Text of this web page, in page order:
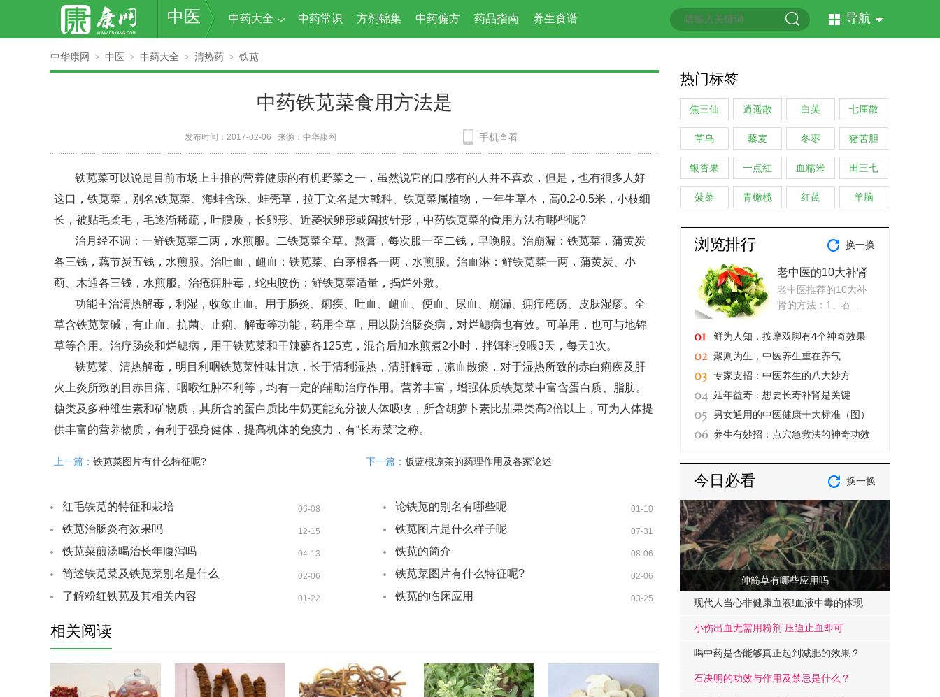
中医 中药大全 中药常识 方剂锦集 中药偏方 药品指南 养生食谱 导航
中华康网 > 中医 > 中药大全 > 清热药 > 铁苋
中药铁苋菜食用方法是
发布时间：2017-02-06 来源： 中华康网 手机查看
铁苋菜可以说是目前市场上主推的营养健康的有机野菜之一，虽然说它的口感有的人并不喜欢，但是，也有很多人好
这口，铁苋菜，别名:铁苋菜、海蚌含珠、蚌壳草，拉丁文名是大戟科、铁苋菜属植物，一年生草本，高0.2-0.5米，小枝细
长，被贴毛柔毛，毛逐渐稀疏，叶膜质，长卵形、近菱状卵形或阔披针形，中药铁苋菜的食用方法有哪些呢?
治月经不调：一鲜铁苋菜二两，水煎服。二铁苋菜全草。熬膏，每次服一至二钱，早晚服。治崩漏：铁苋菜，蒲黄炭
各三钱，藕节炭五钱，水煎服。治吐血，衄血：铁苋菜、白茅根各一两，水煎服。治血淋：鲜铁苋菜一两，蒲黄炭、小
蓟、木通各三钱，水煎服。治疮痈肿毒，蛇虫咬伤：鲜铁苋菜适量，捣烂外敷。
功能主治清热解毒，利湿，收敛止血。用于肠炎、痢疾、吐血、衄血、便血、尿血、崩漏、痈疖疮疡、皮肤湿疹。全
草含铁苋菜碱，有止血、抗菌、止痢、解毒等功能，药用全草，用以防治肠炎病，对烂鳃病也有效。可单用，也可与地锦
草等合用。治疗肠炎和烂鳃病，用干铁苋菜和干辣蓼各125克，混合后加水煎煮2小时，拌饵料投喂3天，每天1次。
铁苋菜、清热解毒，明目利咽铁苋菜性味甘凉，长于清利湿热，清肝解毒，凉血散瘀，对于湿热所致的赤白痢疾及肝
火上炎所致的目赤目痛、咽喉红肿不利等，均有一定的辅助治疗作用。营养丰富，增强体质铁苋菜中富含蛋白质、脂肪。
糖类及多种维生素和矿物质，其所含的蛋白质比牛奶更能充分被人体吸收，所含胡萝卜素比茄果类高2倍以上，可为人体提
供丰富的营养物质，有利于强身健体，提高机体的免疫力，有“长寿菜”之称。
上一篇： 铁苋菜图片有什么特征呢? 下一篇： 板蓝根凉茶的药理作用及各家论述
红毛铁苋的特征和栽培 06-08 论铁苋的别名有哪些呢 01-10
铁苋治肠炎有效果吗 12-15 铁苋图片是什么样子呢 07-31
铁苋菜煎汤喝治长年腹泻吗 04-13 铁苋的简介 08-06
简述铁苋菜及铁苋菜别名是什么 02-06 铁苋菜图片有什么特征呢? 02-06
了解粉红铁苋及其相关内容 01-22 铁苋的临床应用 03-25
相关阅读
热门标签
焦三仙 逍遥散 白英 七厘散
草乌 藜麦 冬枣 猪苦胆
银杏果 一点红 血糯米 田三七
菠菜 青橄榄 红芪 羊脑
浏览排行 换一换
老中医的10大补肾
方法
老中医推荐的10大补
肾的方法：1、吞...
鲜为人知，按摩双脚有4个神奇效果
聚则为生，中医养生重在养气
专家支招：中医养生的八大妙方
延年益寿：想要长寿补肾是关键
男女通用的中医健康十大标准（图）
养生有妙招：点穴急救法的神奇功效
今日必看 换一换
伸筋草有哪些应用吗
现代人当心非健康血液!血液中毒的体现
小伤出血无需用粉剂 压迫止血即可
喝中药是否能够真正起到减肥的效果？
石决明的功效与作用及禁忌是什么？